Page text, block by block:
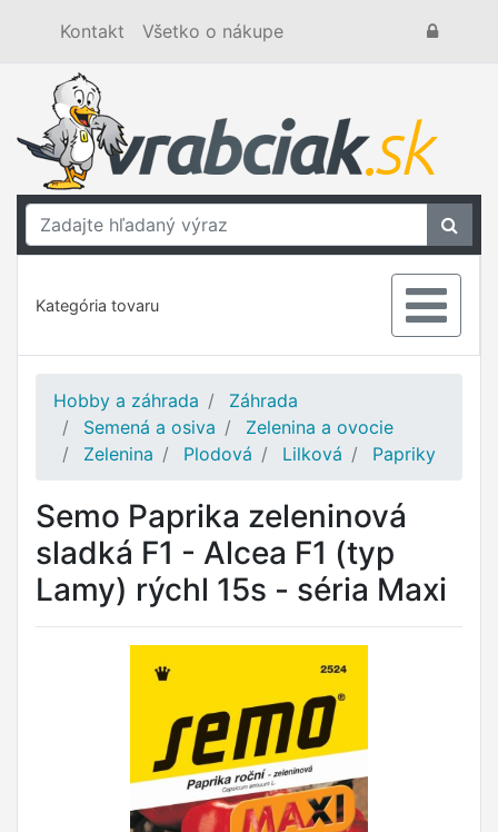
Kontakt Všetko o nákupe
Kategória tovaru
Hobby a záhrada
Záhrada
Semená a osiva
Zelenina a ovocie
Zelenina
Plodová Lilková Papriky
Semo Paprika zeleninová
sladká F1 - Alcea F1 (typ
Lamy) rýchl 15s - séria Maxi